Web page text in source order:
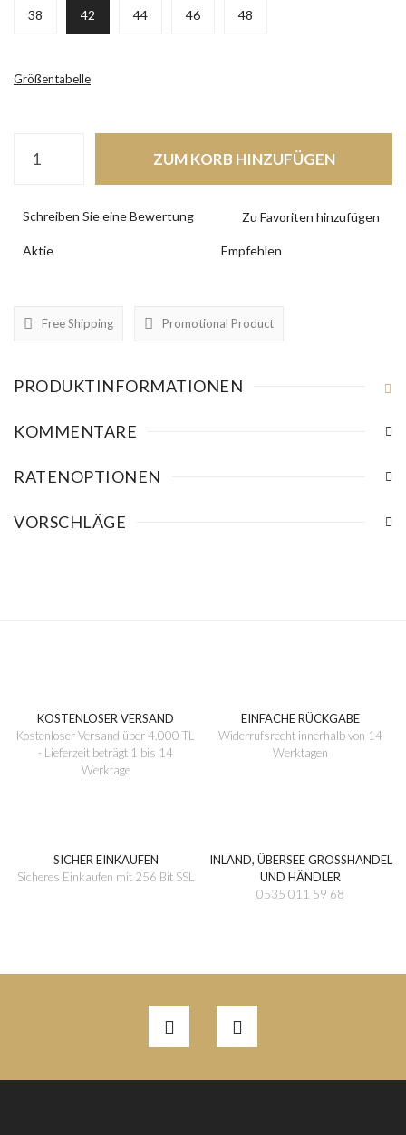
38 42 44 46 48
Größentabelle
ZUM KORB HINZUFÜGEN
Schreiben Sie eine Bewertung
Aktie Empfehlen
Free Shipping Promotional Product
PRODUKTINFORMATIONEN
KOMMENTARE
RATENOPTIONEN
VORSCHLÄGE
KOSTENLOSER VERSAND
Kostenloser Versand über 4.000 TL
- Lieferzeit beträgt 1 bis 14
Werktage
EINFACHE RÜCKGABE
Widerrufsrecht innerhalb von 14
Werktagen
SICHER EINKAUFEN
Sicheres Einkaufen mit 256 Bit SSL
INLAND, ÜBERSEE GROSSHANDEL
UND HÄNDLER
0535 011 59 68